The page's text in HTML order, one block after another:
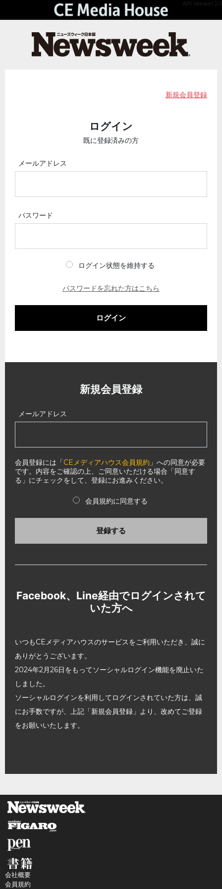
API Version 2.0
新規会員登録
ログイン
既に登録済みの方
メールアドレス
パスワード
ログイン状態を維持する
パスワードを忘れた方はこちら
ログイン
新規会員登録
メールアドレス
会員登録には「CEメディアハウス会員規約 」への同意が必要
です。内容をご確認の上、ご同意いただける場合「同意す
る」にチェックをして、登録にお進みください。
会員規約に同意する
登録する
Facebook、Line経由でログインされて
いた方へ
いつもCEメディアハウスのサービスをご利用いただき、誠に
ありがとうございます。
2024年2月26日をもってソーシャルログイン機能を廃止いた
しました。
ソーシャルログインを利用してログインされていた方は、誠
にお手数ですが、上記「新規会員登録」より、改めてご登録
をお願いいたします。
会社概要
会員規約